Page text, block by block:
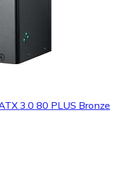
3.0 80 PLUS Bronze